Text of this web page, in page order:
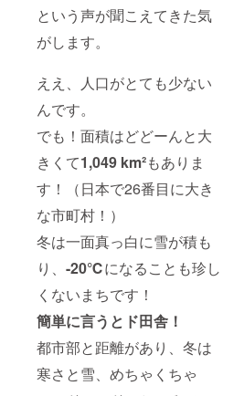
という声が聞こえてきた気
がします。
ええ、人口がとても少ない
んです。
でも！面積はどどーんと大
きくて1,049 km²もありま
す！（日本で26番目に大き
な市町村！）
冬は一面真っ白に雪が積も
り、 -20℃になることも珍し
くないまちです！
簡単に言うとド田舎！
都市部と距離があり、冬は
寒さと雪、めちゃくちゃ